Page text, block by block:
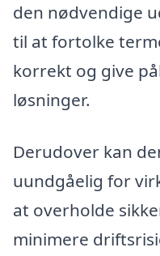
den nødvendige
til at fortolke
korrekt og give
løsninger.
Derudover kan
uundgåelig for
at overholde
minimere